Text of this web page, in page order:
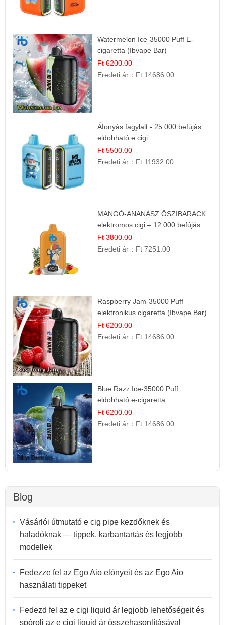
Watermelon Ice-35000 Puff E-
cigaretta (Ibvape Bar)
Ft 6200.00
Eredeti ár： Ft 14686.00
Áfonyás fagylalt - 25 000 befújás
eldobható e cigi
Ft 5500.00
Eredeti ár： Ft 11932.00
MANGÓ-ANANÁSZ ŐSZIBARACK
elektromos cigi – 12 000 befújás
Ft 3800.00
Eredeti ár： Ft 7251.00
Raspberry Jam-35000 Puff
elektronikus cigaretta (Ibvape Bar)
Ft 6200.00
Eredeti ár： Ft 14686.00
Blue Razz Ice-35000 Puff
eldobható e-cigaretta
Ft 6200.00
Eredeti ár： Ft 14686.00
Blog
Vásárlói útmutató e cig pipe kezdőknek és
haladóknak — tippek, karbantartás és legjobb
modellek
Fedezze fel az Ego Aio előnyeit és az Ego Aio
használati tippeket
Fedezd fel az e cigi liquid ár legjobb lehetőségeit és
spórolj az e cigi liquid ár összehasonlításával